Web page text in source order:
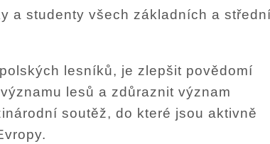
a studenty všech základních a
lesníků, je zlepšit povědomí
lesů a zdůraznit význam
soutěž, do které jsou aktivně